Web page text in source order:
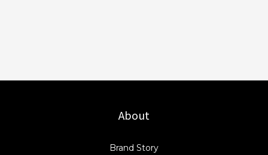
About
Brand Story